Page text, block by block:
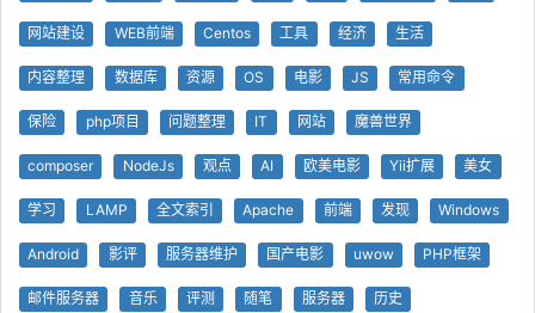
网站建设 WEB前端 Centos 工具 经济 生活
内容整理 数据库 资源 OS 电影 JS 常用命令
保险 php项目 问题整理 IT 网站 魔兽世界
composer NodeJs 观点 AI 欧美电影 Yii扩展 美女
学习 LAMP 全文索引 Apache 前端 发现 Windows
Android 影评 服务器维护 国产电影 uwow PHP框架
邮件服务器 音乐 评测 随笔 服务器 历史